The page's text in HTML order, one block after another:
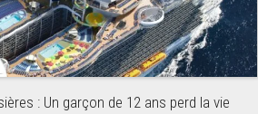
: Un garçon de 12 ans perd la vie